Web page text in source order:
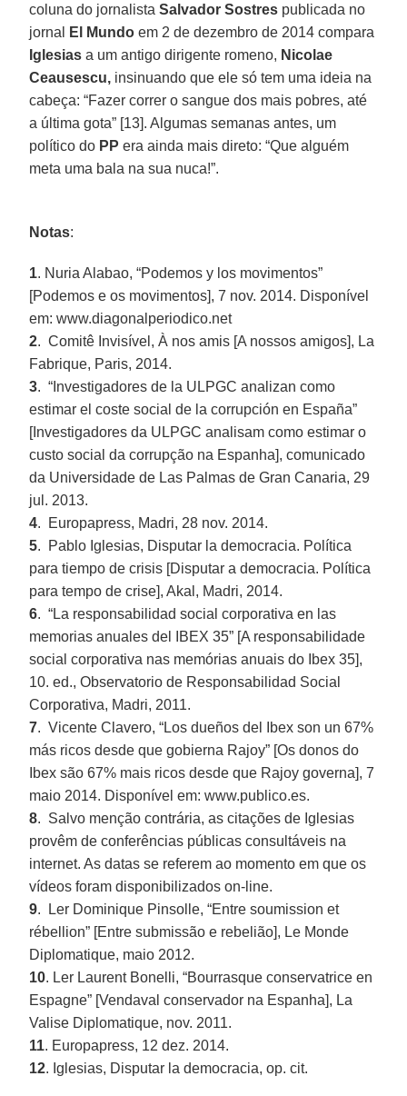
coluna do jornalistaSalvador Sostres publicada no
jornal
El Mundo em 2 de dezembro de 2014 compara
Iglesias a um antigo dirigente romeno, Nicolae
Ceausescu, insinuando que ele só tem uma ideia na
cabeça: “Fazer correr o sangue dos mais pobres, até
a última gota” [13]. Algumas semanas antes, um
político do PP era ainda mais direto: “Que alguém
meta uma bala na sua nuca!”.
Notas:
1. Nuria Alabao, “Podemos y los movimentos”
[Podemos e os movimentos], 7 nov. 2014. Disponível
em: www.diagonalperiodico.net
2. Comitê Invisível, À nos amis [A nossos amigos], La
Fabrique, Paris, 2014.
3. “Investigadores de la ULPGC analizan como
estimar el coste social de la corrupción en España”
[Investigadores da ULPGC analisam como estimar o
custo social da corrupção na Espanha], comunicado
da Universidade de Las Palmas de Gran Canaria, 29
jul. 2013.
4. Europapress, Madri, 28 nov. 2014.
5. Pablo Iglesias, Disputar la democracia. Política
para tiempo de crisis [Disputar a democracia. Política
para tempo de crise], Akal, Madri, 2014.
6. “La responsabilidad social corporativa en las
memorias anuales del IBEX 35” [A responsabilidade
social corporativa nas memórias anuais do Ibex 35],
10. ed., Observatorio de Responsabilidad Social
Corporativa, Madri, 2011.
7. Vicente Clavero, “Los dueños del Ibex son un 67%
más ricos desde que gobierna Rajoy” [Os donos do
Ibex são 67% mais ricos desde que Rajoy governa], 7
maio 2014. Disponível em: www.publico.es.
8. Salvo menção contrária, as citações de Iglesias
provêm de conferências públicas consultáveis na
internet. As datas se referem ao momento em que os
vídeos foram disponibilizados on-line.
9. Ler Dominique Pinsolle, “Entre soumission et
rébellion” [Entre submissão e rebelião], Le Monde
Diplomatique, maio 2012.
10. Ler Laurent Bonelli, “Bourrasque conservatrice en
Espagne” [Vendaval conservador na Espanha], La
Valise Diplomatique, nov. 2011.
11. Europapress, 12 dez. 2014.
12. Iglesias, Disputar la democracia, op. cit.